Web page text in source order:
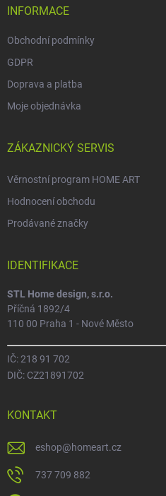
INFORMACE
Obchodní podmínky
GDPR
Doprava a platba
Moje objednávka
ZÁKAZNICKÝ SERVIS
Věrnostní program HOME ART
Hodnocení obchodu
Prodávané značky
IDENTIFIKACE
STL Home design, s.r.o.
Příčná 1892/4
110 00 Praha 1 - Nové Město
IČ: 218 91 702
DIČ: CZ21891702
KONTAKT
eshop@homeart.cz
737 709 882